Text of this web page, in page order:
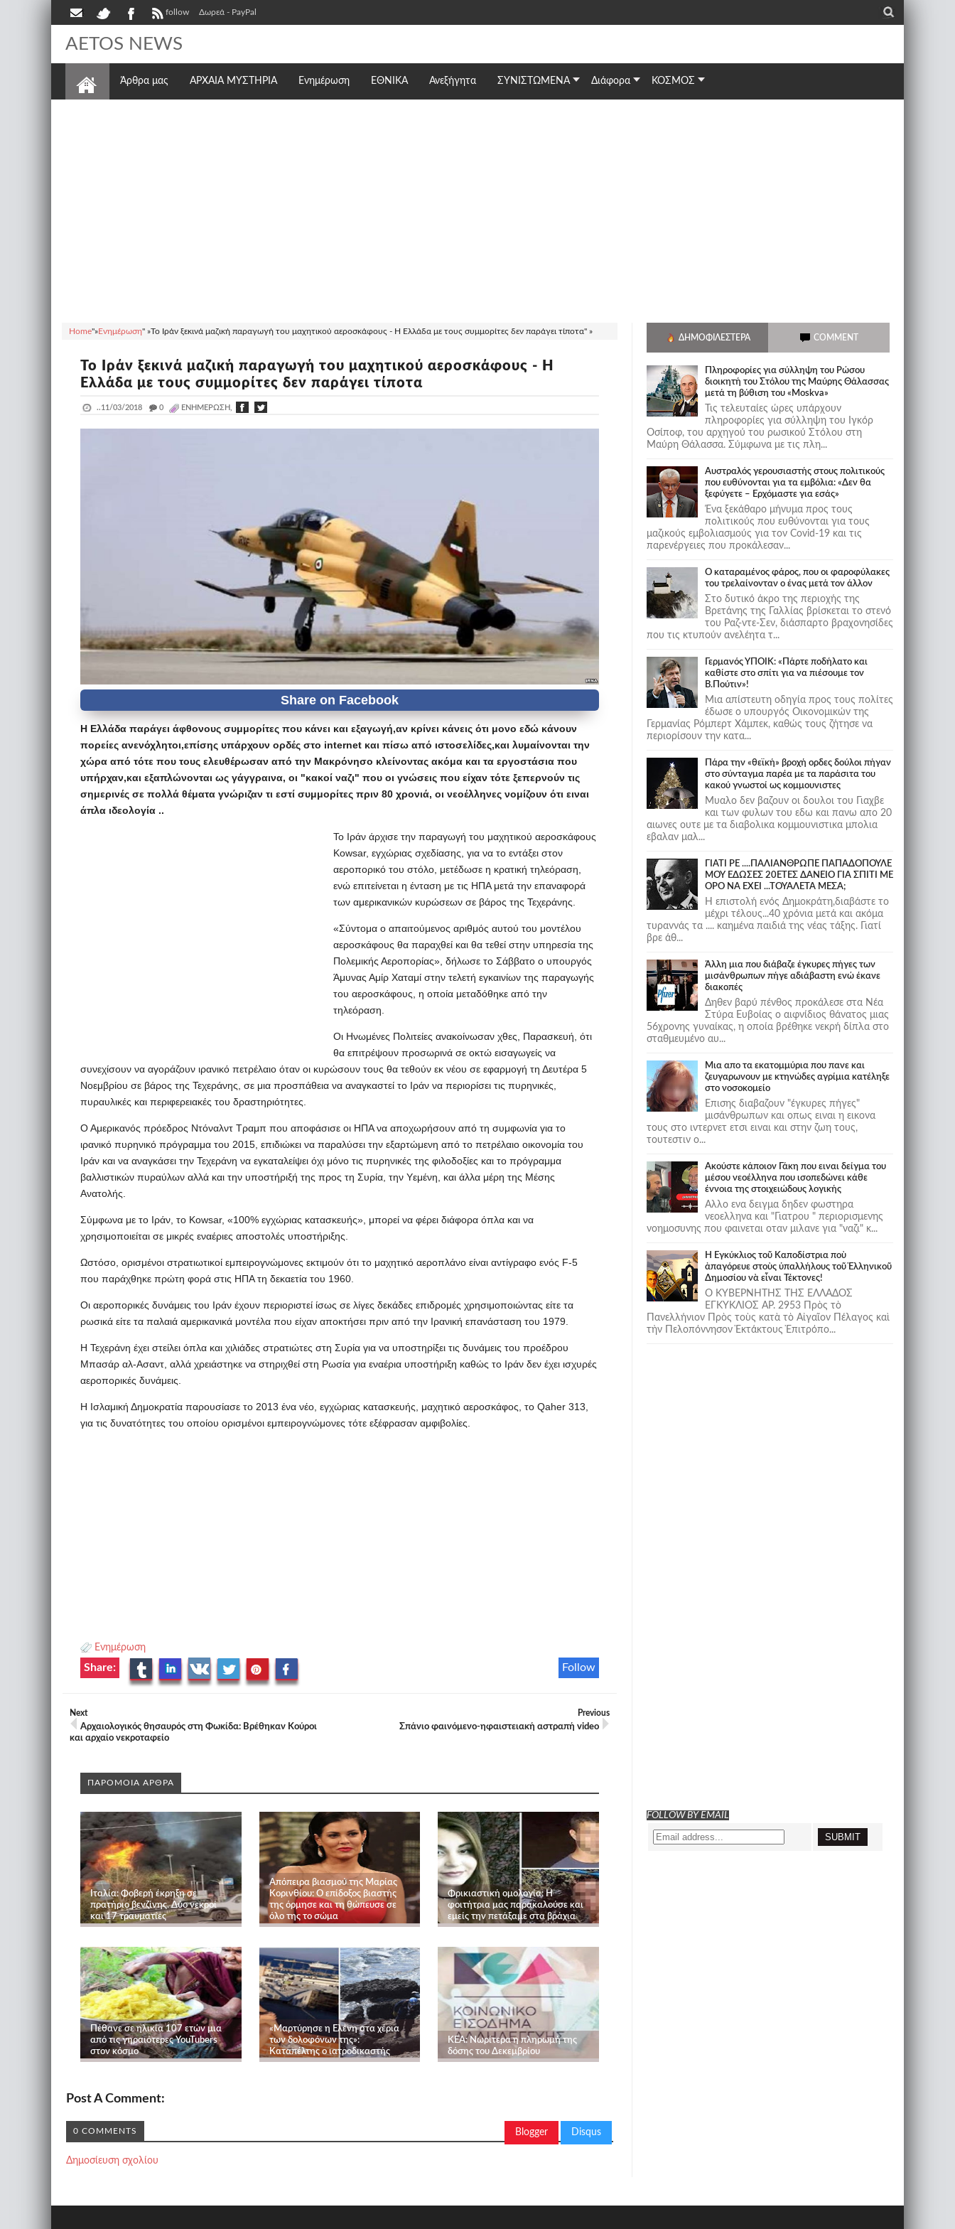
follow Δωρεά - PayPal _
AETOS NEWS
Άρθρα μας ΑΡΧΑΙΑ ΜΥΣΤΗΡΙΑ Ενημέρωση ΕΘΝΙΚΆ Ανεξήγητα ΣΥΝΙΣΤΩΜΕΝΑ Διάφορα ΚΟΣΜΟΣ
Home"»Ενημέρωση" »Το Ιράν ξεκινά μαζική παραγωγή του μαχητικού αεροσκάφους - Η Ελλάδα με τους συμμορίτες δεν παράγει τίποτα" »
Το Ιράν ξεκινά μαζική παραγωγή του μαχητικού αεροσκάφους - Η
Ελλάδα με τους συμμορίτες δεν παράγει τίποτα
..11/03/2018 _ 0 ΕΝΗΜΈΡΩΣΗ,
H Ελλάδα παράγει άφθονους συμμορίτες που κάνει και εξαγωγή,αν κρίνει κάνεις ότι μονο εδώ κάνουν
πορείες ανενόχλητοι,επίσης υπάρχουν ορδές στο internet και πίσω από ιστοσελίδες,και λυμαίνονται την
χώρα από τότε που τους ελευθέρωσαν από την Μακρόνησο κλείνοντας ακόμα και τα εργοστάσια που
υπήρχαν,και εξαπλώνονται ως γάγγραινα, οι "κακοί ναζι" που οι γνώσεις που είχαν τότε ξεπερνούν τις
σημερινές σε πολλά θέματα γνώριζαν τι εστί συμμορίτες πριν 80 χρονιά, οι νεοέλληνες νομίζουν ότι ειναι
άπλα ιδεολογία ..
Το Ιράν άρχισε την παραγωγή του μαχητικού αεροσκάφους
Kowsar, εγχώριας σχεδίασης, για να το εντάξει στον
αεροπορικό του στόλο, μετέδωσε η κρατική τηλεόραση,
ενώ επιτείνεται η ένταση με τις ΗΠΑ μετά την επαναφορά
των αμερικανικών κυρώσεων σε βάρος της Τεχεράνης.
«Σύντομα ο απαιτούμενος αριθμός αυτού του μοντέλου
αεροσκάφους θα παραχθεί και θα τεθεί στην υπηρεσία της
Πολεμικής Αεροπορίας», δήλωσε το Σάββατο ο υπουργός
Άμυνας Αμίρ Χαταμί στην τελετή εγκαινίων της παραγωγής
του αεροσκάφους, η οποία μεταδόθηκε από την
τηλεόραση.
Οι Ηνωμένες Πολιτείες ανακοίνωσαν χθες, Παρασκευή, ότι
θα επιτρέψουν προσωρινά σε οκτώ εισαγωγείς να
συνεχίσουν να αγοράζουν ιρανικό πετρέλαιο όταν οι κυρώσουν τους θα τεθούν εκ νέου σε εφαρμογή τη Δευτέρα 5
Νοεμβρίου σε βάρος της Τεχεράνης, σε μια προσπάθεια να αναγκαστεί το Ιράν να περιορίσει τις πυρηνικές,
πυραυλικές και περιφερειακές του δραστηριότητες.
Ο Αμερικανός πρόεδρος Ντόναλντ Τραμπ που αποφάσισε οι ΗΠΑ να αποχωρήσουν από τη συμφωνία για το
ιρανικό πυρηνικό πρόγραμμα του 2015, επιδιώκει να παραλύσει την εξαρτώμενη από το πετρέλαιο οικονομία του
Ιράν και να αναγκάσει την Τεχεράνη να εγκαταλείψει όχι μόνο τις πυρηνικές της φιλοδοξίες και το πρόγραμμα
βαλλιστικών πυραύλων αλλά και την υποστήριξή της προς τη Συρία, την Υεμένη, και άλλα μέρη της Μέσης
Ανατολής.
Σύμφωνα με το Ιράν, το Kowsar, «100% εγχώριας κατασκευής», μπορεί να φέρει διάφορα όπλα και να
χρησιμοποιείται σε μικρές εναέριες αποστολές υποστήριξης.
Ωστόσο, ορισμένοι στρατιωτικοί εμπειρογνώμονες εκτιμούν ότι το μαχητικό αεροπλάνο είναι αντίγραφο ενός F-5
που παράχθηκε πρώτη φορά στις ΗΠΑ τη δεκαετία του 1960.
Οι αεροπορικές δυνάμεις του Ιράν έχουν περιοριστεί ίσως σε λίγες δεκάδες επιδρομές χρησιμοποιώντας είτε τα
ρωσικά είτε τα παλαιά αμερικανικά μοντέλα που είχαν αποκτήσει πριν από την Ιρανική επανάσταση του 1979.
Η Τεχεράνη έχει στείλει όπλα και χιλιάδες στρατιώτες στη Συρία για να υποστηρίξει τις δυνάμεις του προέδρου
Μπασάρ αλ-Ασαντ, αλλά χρειάστηκε να στηριχθεί στη Ρωσία για εναέρια υποστήριξη καθώς το Ιράν δεν έχει ισχυρές
αεροπορικές δυνάμεις.
Η Ισλαμική Δημοκρατία παρουσίασε το 2013 ένα νέο, εγχώριας κατασκευής, μαχητικό αεροσκάφος, το Qaher 313,
για τις δυνατότητες του οποίου ορισμένοι εμπειρογνώμονες τότε εξέφρασαν αμφιβολίες.
Ενημέρωση
Follow
Share:
Next
Αρχαιολογικός θησαυρός στη Φωκίδα: Βρέθηκαν Κούροι
και αρχαίο νεκροταφείο
Previous
Σπάνιο φαινόμενο-ηφαιστειακή αστραπή video
ΠΑΡΟΜΟΙΑ ΑΡΘΡΑ
Ιταλία: Φοβερή έκρηξη σε
πρατήριο βενζίνης. Δύο νεκροί
και 17 τραυματίες
Απόπειρα βιασμού της Μαρίας
Κορινθίου: Ο επίδοξος βιαστής
της όρμησε και τη θώπευσε σε
όλο της το σώμα
Φρικιαστική ομολογία: Η
φοιτήτρια μας παρακαλούσε και
εμείς την πετάξαμε στα βράχια
Πέθανε σε ηλικία 107 ετών μια
από τις γηραιότερες YouTubers
στον κόσμο
«Μαρτύρησε η Ελένη στα χέρια
των δολοφόνων της»:
Καταπέλτης ο ιατροδικαστής
ΚΕΑ: Νωρίτερα η πληρωμή της
δόσης του Δεκεμβρίου
Post A Comment:
Blogger Disqus
0 COMMENTS
Δημοσίευση σχολίου
ΔΗΜΟΦΙΛΈΣΤΕΡΑ COMMENT
Πληροφορίες για σύλληψη του Ρώσου
διοικητή του Στόλου της Mαύρης Θάλασσας
μετά τη βύθιση του «Moskva»
Τις τελευταίες ώρες υπάρχουν
πληροφορίες για σύλληψη του Ιγκόρ
Οσίποφ, του αρχηγού του ρωσικού Στόλου στη
Μαύρη Θάλασσα. Σύμφωνα με τις πλη...
Αυστραλός γερουσιαστής στους πολιτικούς
που ευθύνονται για τα εμβόλια: «Δεν θα
ξεφύγετε – Ερχόμαστε για εσάς»
Ένα ξεκάθαρο μήνυμα προς τους
πολιτικούς που ευθύνονται για τους
μαζικούς εμβολιασμούς για τον Covid-19 και τις
παρενέργειες που προκάλεσαν...
Ο καταραμένος φάρος, που οι φαροφύλακες
του τρελαίνονταν ο ένας μετά τον άλλον
Στο δυτικό άκρο της περιοχής της
Βρετάνης της Γαλλίας βρίσκεται το στενό
του Ραζ-ντε-Σεν, διάσπαρτο βραχονησίδες
που τις κτυπούν ανελέητα τ...
Γερμανός ΥΠΟΙΚ: «Πάρτε ποδήλατο και
καθίστε στο σπίτι για να πιέσουμε τον
Β.Πούτιν»!
Μια απίστευτη οδηγία προς τους πολίτες
έδωσε ο υπουργός Οικονομικών της
Γερμανίας Ρόμπερτ Χάμπεκ, καθώς τους ζήτησε να
περιορίσουν την κατα...
Πάρα την «θεϊκή» βροχή ορδες δούλοι πήγαν
στο σύνταγμα παρέα με τα παράσιτα του
κακού γνωστοί ως κομμουνιστες
Μυαλο δεν βαζουν οι δουλοι του Γιαχβε
και των φυλων του εδω και πανω απο 20
αιωνες ουτε με τα διαβολικα κομμουνιστικα μπολια
εβαλαν μαλ...
ΓΙΑΤΙ ΡΕ ....ΠΑΛΙΑΝΘΡΩΠΕ ΠΑΠΑΔΟΠΟΥΛΕ
ΜΟΥ ΕΔΩΣΕΣ 20ΕΤΕΣ ΔΑΝΕΙΟ ΓΙΑ ΣΠΙΤΙ ΜΕ
ΟΡΟ ΝΑ ΕΧΕΙ ...ΤΟΥΑΛΕΤΑ ΜΕΣΑ;
Η επιστολή ενός Δημοκράτη,διαβάστε το
μέχρι τέλους...40 χρόνια μετά και ακόμα
τυραννάς τα .... καημένα παιδιά της νέας τάξης. Γιατί
βρε άθ...
Άλλη μια που διάβαζε έγκυρες πήγες των
μισάνθρωπων πήγε αδιάβαστη ενώ έκανε
διακοπές
Δηθεν βαρύ πένθος προκάλεσε στα Νέα
Στύρα Ευβοίας ο αιφνίδιος θάνατος μιας
56χρονης γυναίκας, η οποία βρέθηκε νεκρή δίπλα στο
σταθμευμένο αυ...
Μια απο τα εκατομμύρια που πανε και
ζευγαρωνουν με κτηνώδες αγρίμια κατέληξε
στο νοσοκομείο
Επισης διαβαζουν "έγκυρες πήγες"
μισάνθρωπων και οπως ειναι η εικονα
τους στο ιντερνετ ετσι ειναι και στην ζωη τους,
τουτεστιν ο...
Ακούστε κάποιον Γάκη που ειναι δείγμα του
μέσου νεοέλληνα που ισοπεδώνει κάθε
έννοια της στοιχειώδους λογικής
Αλλο ενα δειγμα δηδεν φωστηρα
νεοελληνα και "Γιατρου " περιορισμενης
νοημοσυνης που φαινεται οταν μιλανε για "ναζι" κ...
Ἡ Ἐγκύκλιος τοῦ Καποδίστρια ποὺ
ἀπαγόρευε στοὺς ὑπαλλήλους τοῦ Ἑλληνικοῦ
Δημοσίου νὰ εἶναι Τέκτονες!
Ο ΚΥΒΕΡΝΗΤΗΣ ΤΗΣ ΕΛΛΑΔΟΣ
ΕΓΚΥΚΛΙΟΣ ΑΡ. 2953 Πρὸς τὸ
Πανελλήνιον Πρὸς τοὺς κατὰ τὸ Αἰγαῖον Πέλαγος καὶ
τὴν Πελοπόννησον Ἐκτάκτους Ἐπιτρόπο...
FOLLOW BY EMAIL